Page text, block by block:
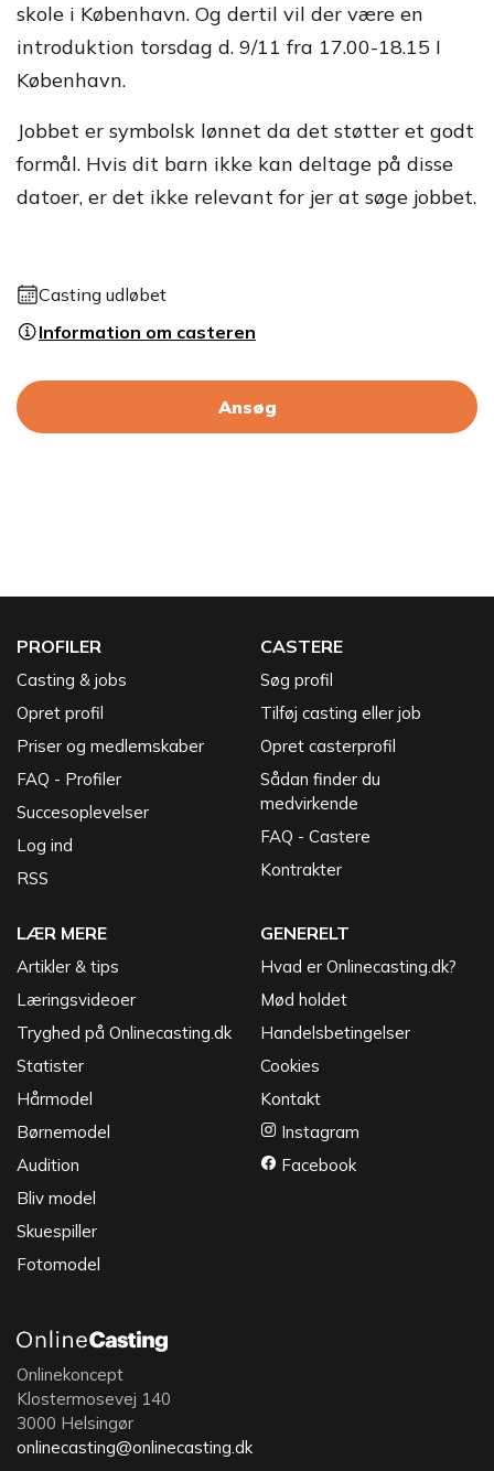
skole i København. Og dertil vil der være en
introduktion torsdag d. 9/11 fra 17.00-18.15 I
København.
Jobbet er symbolsk lønnet da det støtter et godt
formål. Hvis dit barn ikke kan deltage på disse
datoer, er det ikke relevant for jer at søge jobbet.
Casting udløbet
Information om casteren
Ansøg
PROFILER
Casting & jobs
Opret profil
Priser og medlemskaber
FAQ - Profiler
Succesoplevelser
Log ind
RSS
CASTERE
Søg profil
Tilføj casting eller job
Opret casterprofil
Sådan finder du
medvirkende
FAQ - Castere
Kontrakter
LÆR MERE
Artikler & tips
Læringsvideoer
Tryghed på Onlinecasting.dk
Statister
Hårmodel
Børnemodel
Audition
Bliv model
Skuespiller
Fotomodel
GENERELT
Hvad er Onlinecasting.dk?
Mød holdet
Handelsbetingelser
Cookies
Kontakt
Instagram
Facebook
Onlinekoncept
Klostermosevej 140
3000 Helsingør
onlinecasting@onlinecasting.dk